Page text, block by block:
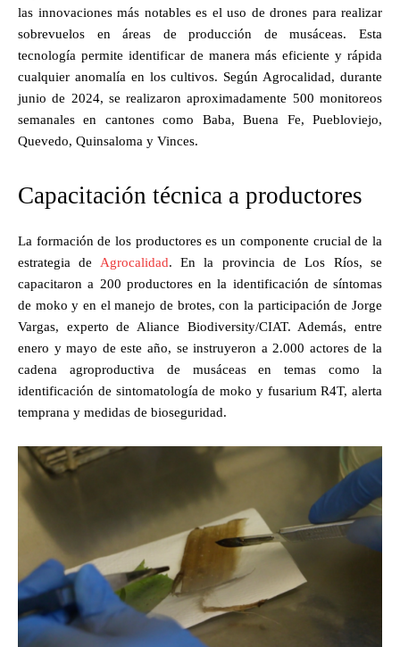
las innovaciones más notables es el uso de drones para realizar
sobrevuelos en áreas de producción de musáceas. Esta
tecnología permite identificar de manera más eficiente y rápida
cualquier anomalía en los cultivos. Según Agrocalidad, durante
junio de 2024, se realizaron aproximadamente 500 monitoreos
semanales en cantones como Baba, Buena Fe, Puebloviejo,
Quevedo, Quinsaloma y Vinces.
Capacitación técnica a productores
La formación de los productores es un componente crucial de la
estrategia de Agrocalidad. En la provincia de Los Ríos, se
capacitaron a 200 productores en la identificación de síntomas
de moko y en el manejo de brotes, con la participación de Jorge
Vargas, experto de Aliance Biodiversity/CIAT. Además, entre
enero y mayo de este año, se instruyeron a 2.000 actores de la
cadena agroproductiva de musáceas en temas como la
identificación de sintomatología de moko y fusarium R4T, alerta
temprana y medidas de bioseguridad.